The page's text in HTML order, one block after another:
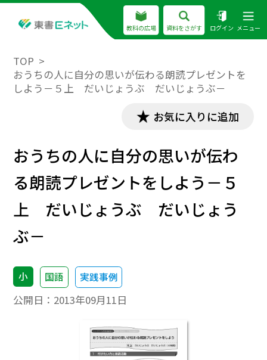
教科の広場 資料をさがす ログイン メニュー
TOP
おうちの人に自分の思いが伝わる朗読プレゼントを
しよう－５上 だいじょうぶ だいじょうぶ－
お気に入りに追加
おうちの人に自分の思いが伝わ
る朗読プレゼントをしよう－５
上 だいじょうぶ だいじょう
ぶ－
小 国語 実践事例
公開日： 2013年09月11日